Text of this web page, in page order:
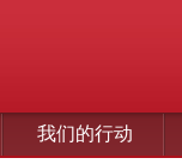
我们的行动